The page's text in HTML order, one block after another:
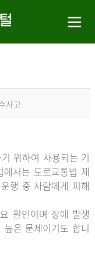
사고
위하여 사용되는 기
서는 도로교통법 제
행 중 사람에게 피해
원인이며 장애 발생
은 문제이기도 합니